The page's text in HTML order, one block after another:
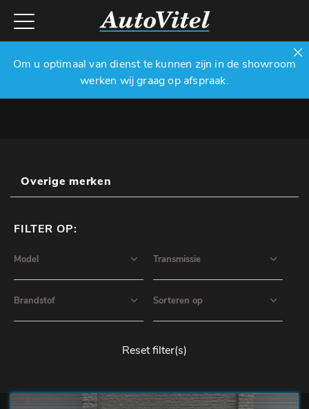
Om u optimaal van dienst te kunnen zijn in de showroom
werken wij graag op afspraak.
Overige merken
FILTER OP:
Reset filter(s)